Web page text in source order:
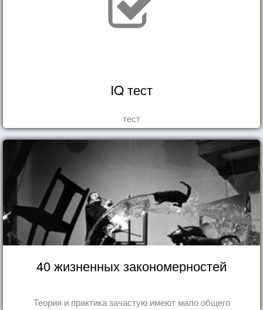
IQ тест
тест
40 жизненных закономерностей
Теория и практика зачастую имеют мало общего